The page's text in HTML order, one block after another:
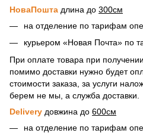
НоваПошта длина до 300см
на отделение по тарифам
курьером «Новая Почта» по
При оплате товара при
помимо доставки нужно будет
стоимости заказа, за услуги
берем не мы, а служба доставки.
Delivery довжина до 600см
на отделение по тарифам